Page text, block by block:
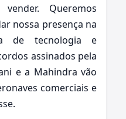
Queremos
nossa presença na
de tecnologia e
assinados pela
e a Mahindra vão
comerciais e